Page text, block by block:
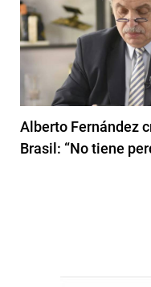
Alberto Fernández
Brasil: “No tiene